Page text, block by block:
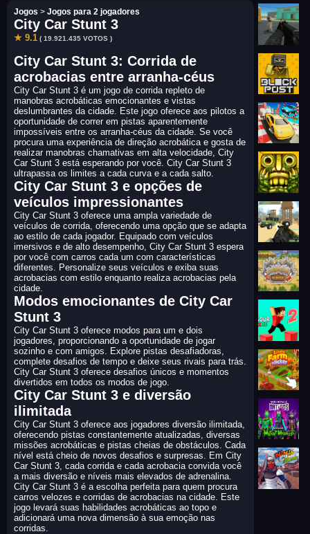
Jogos > Jogos para 2 jogadores
City Car Stunt 3
★ 9.1 ( 19.921.435 VOTOS )
City Car Stunt 3: Corrida de
acrobacias entre arranha-céus
City Car Stunt 3 é um jogo de corrida repleto de
manobras acrobáticas emocionantes e vistas
deslumbrantes da cidade. Este jogo oferece aos pilotos a
oportunidade de correr em pistas aparentemente
impossíveis entre os arranha-céus da cidade. Se você
procura uma experiência de direção acrobática e gosta de
realizar manobras chamativas em alta velocidade, City
Car Stunt 3 está esperando por você. City Car Stunt 3
ultrapassa os limites a cada curva e a cada salto.
City Car Stunt 3 e opções de
veículos impressionantes
City Car Stunt 3 oferece uma ampla variedade de
veículos de corrida, oferecendo uma opção que se adapta
ao estilo de cada jogador. Equipado com veículos
imersivos e de alto desempenho, City Car Stunt 3 espera
por você com carros cada um com características
diferentes. Personalize seus veículos e exiba suas
acrobacias com estilo enquanto realiza acrobacias pela
cidade.
Modos emocionantes de City Car
Stunt 3
City Car Stunt 3 oferece modos para um e dois
jogadores, proporcionando a oportunidade de jogar
sozinho e com amigos. Explore pistas desafiadoras,
complete desafios de tempo e deixe seus rivais para trás.
City Car Stunt 3 oferece desafios únicos e momentos
divertidos em todos os modos de jogo.
City Car Stunt 3 e diversão
ilimitada
City Car Stunt 3 oferece aos jogadores diversão ilimitada,
oferecendo pistas constantemente atualizadas, diversas
missões acrobáticas e pistas cheias de obstáculos. Cada
nível está cheio de novos desafios e surpresas. Em City
Car Stunt 3, cada corrida e cada acrobacia convida você
a mais diversão e níveis mais elevados de adrenalina.
City Car Stunt 3 é a escolha perfeita para quem procura
carros velozes e corridas de acrobacias na cidade. Este
jogo levará suas habilidades acrobáticas ao topo e
adicionará uma nova dimensão à sua emoção nas
corridas.